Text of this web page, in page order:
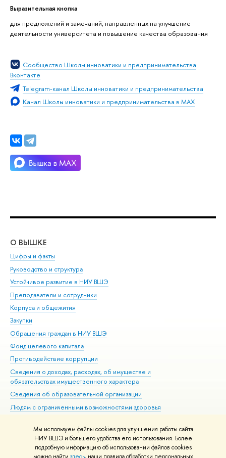
Мы используем файлы cookies для улучшения работы сайта
НИУ ВШЭ и большего удобства его использования. Более
подробную информацию об использовании файлов cookies
Выразительная кнопка
для предложений и замечаний, направленных на улучшение
деятельности университета и повышение качества образования
Сообщество Школы инноватики и предпринимательства
Вконтакте
Telegram-канал Школы инноватики и предпринимательства
Канал Школы инноватики и предпринимательства в MAX
О ВЫШКЕ
Цифры и факты
Руководство и структура
Устойчивое развитие в НИУ ВШЭ
Преподаватели и сотрудники
Корпуса и общежития
Закупки
Обращения граждан в НИУ ВШЭ
Фонд целевого капитала
Противодействие коррупции
Сведения о доходах, расходах, об имуществе и
обязательствах имущественного характера
Сведения об образовательной организации
Людям с ограниченными возможностями здоровья
Работа в Вышке